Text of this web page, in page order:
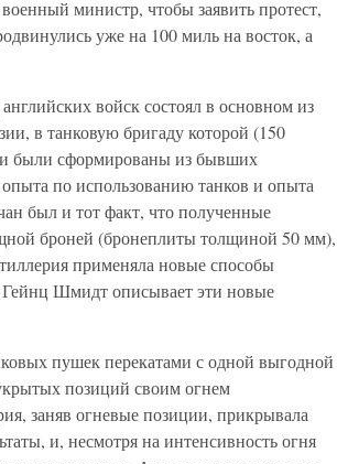
министр, чтобы заявить протест,
уже на 100 миль на восток, а
войск состоял в основном из
в танковую бригаду которой (150
были сформированы из бывших
по использованию танков и опыта
был и тот факт, что полученные
броней (бронеплиты толщиной 50 мм),
применяла новые способы
Гейнц Шмидт описывает эти новые
пушек перекатами с одной выгодной
позиций своим огнем
заняв огневые позиции, прикрывала
и, несмотря на интенсивность огня